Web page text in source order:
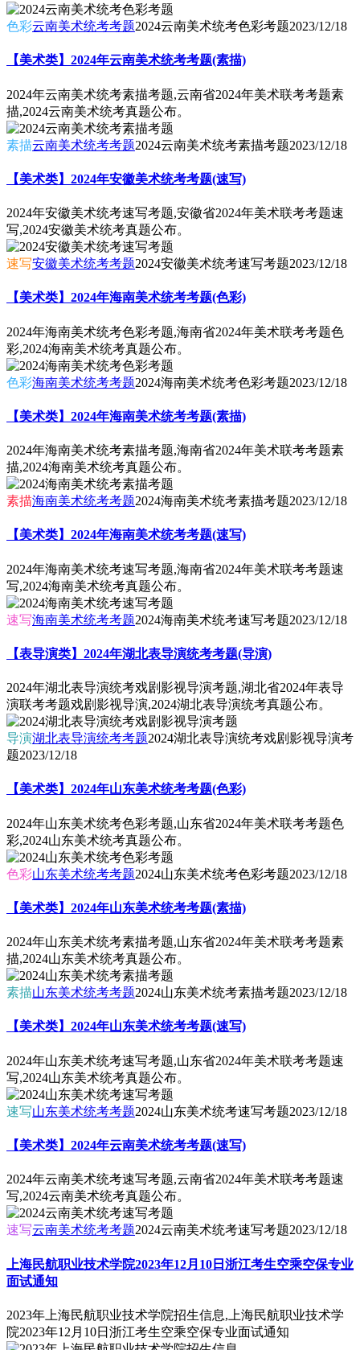
色彩云南美术统考考题2024云南美术统考色彩考题2023/12/18
【美术类】2024年云南美术统考考题(素描)
2024年云南美术统考素描考题,云南省2024年美术联考考题素
描,2024云南美术统考真题公布。
素描云南美术统考考题2024云南美术统考素描考题2023/12/18
【美术类】2024年安徽美术统考考题(速写)
2024年安徽美术统考速写考题,安徽省2024年美术联考考题速
写,2024安徽美术统考真题公布。
速写安徽美术统考考题2024安徽美术统考速写考题2023/12/18
【美术类】2024年海南美术统考考题(色彩)
2024年海南美术统考色彩考题,海南省2024年美术联考考题色
彩,2024海南美术统考真题公布。
色彩海南美术统考考题2024海南美术统考色彩考题2023/12/18
【美术类】2024年海南美术统考考题(素描)
2024年海南美术统考素描考题,海南省2024年美术联考考题素
描,2024海南美术统考真题公布。
素描海南美术统考考题2024海南美术统考素描考题2023/12/18
【美术类】2024年海南美术统考考题(速写)
2024年海南美术统考速写考题,海南省2024年美术联考考题速
写,2024海南美术统考真题公布。
速写海南美术统考考题2024海南美术统考速写考题2023/12/18
【表导演类】2024年湖北表导演统考考题(导演)
2024年湖北表导演统考戏剧影视导演考题,湖北省2024年表导
演联考考题戏剧影视导演,2024湖北表导演统考真题公布。
导演湖北表导演统考考题2024湖北表导演统考戏剧影视导演考
题2023/12/18
【美术类】2024年山东美术统考考题(色彩)
2024年山东美术统考色彩考题,山东省2024年美术联考考题色
彩,2024山东美术统考真题公布。
色彩山东美术统考考题2024山东美术统考色彩考题2023/12/18
【美术类】2024年山东美术统考考题(素描)
2024年山东美术统考素描考题,山东省2024年美术联考考题素
描,2024山东美术统考真题公布。
素描山东美术统考考题2024山东美术统考素描考题2023/12/18
【美术类】2024年山东美术统考考题(速写)
2024年山东美术统考速写考题,山东省2024年美术联考考题速
写,2024山东美术统考真题公布。
速写山东美术统考考题2024山东美术统考速写考题2023/12/18
【美术类】2024年云南美术统考考题(速写)
2024年云南美术统考速写考题,云南省2024年美术联考考题速
写,2024云南美术统考真题公布。
速写云南美术统考考题2024云南美术统考速写考题2023/12/18
上海民航职业技术学院2023年12月10日浙江考生空乘空保专业
面试通知
2023年上海民航职业技术学院招生信息,上海民航职业技术学
院2023年12月10日浙江考生空乘空保专业面试通知